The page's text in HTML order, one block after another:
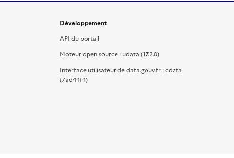
Développement
API du portail
Moteur open source : udata (17.2.0)
Interface utilisateur de data.gouv.fr : cdata
(7ad44f4)